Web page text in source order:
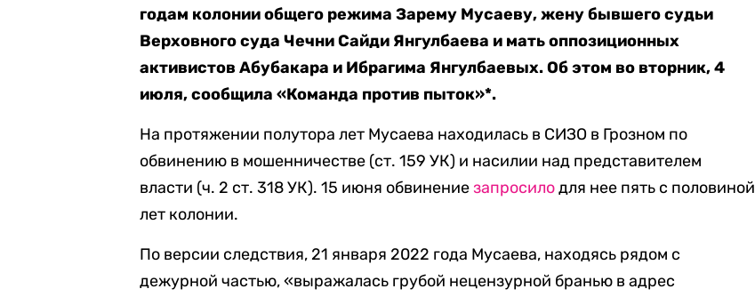
годам колонии общего режима Зарему Мусаеву, жену бывшего судьи
Верховного суда Чечни Сайди Янгулбаева и мать оппозиционных
активистов Абубакара и Ибрагима Янгулбаевых. Об этом во вторник, 4
июля, сообщила «Команда против пыток»*.
На протяжении полутора лет Мусаева находилась в СИЗО в Грозном по
обвинению в мошенничестве (ст. 159 УК) и насилии над представителем
власти (ч. 2 ст. 318 УК). 15 июня обвинениезапросилодля нее пять с половиной
лет колонии.
По версии следствия, 21 января 2022 года Мусаева, находясь рядом с
дежурной частью, «выражалась грубой нецензурной бранью в адрес